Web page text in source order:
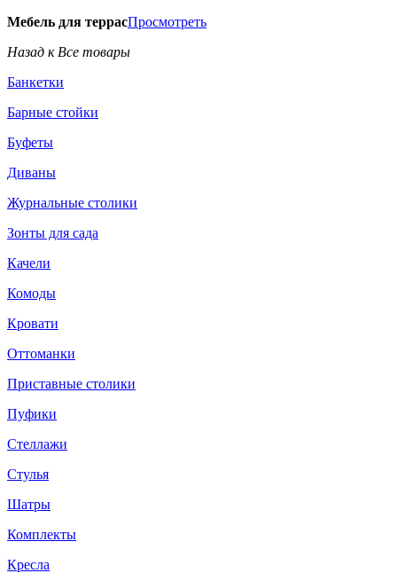
Мебель для террасПросмотреть
Назад к Все товары
Банкетки
Барные стойки
Буфеты
Диваны
Журнальные столики
Зонты для сада
Качели
Комоды
Кровати
Оттоманки
Приставные столики
Пуфики
Стеллажи
Стулья
Шатры
Комплекты
Кресла